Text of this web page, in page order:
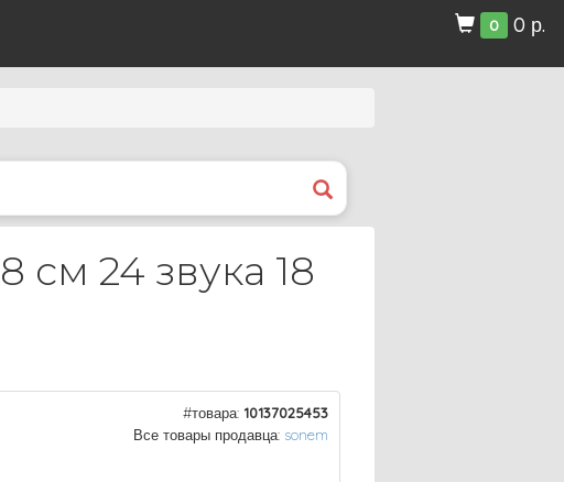
0 0 р.
см 24 звука 18
#товара: 10137025453
Все товары продавца: sonem